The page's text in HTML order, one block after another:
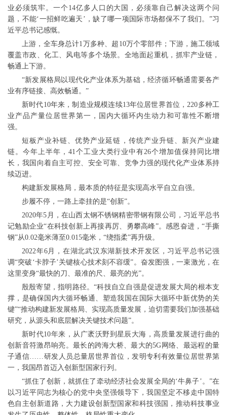
业必须筑牢。一个14亿多人口的大国，必须靠自己解决这两个问
题，不能‘一招鲜吃遍天’，缺了哪一项国际市场都保不了我们。”习
近平总书记感慨。
上游，全车身总计1万多种、超10万个零部件；下游，施工领域
覆盖市政、化工、风电等多个场景。全地面起重机，抓牢产业链，
畅通上下游。
“新发展格局以现代化产业体系为基础，经济循环畅通需要各产
业有序链接、高效畅通。”
新时代10年来，制造业规模连续13年位居世界首位，220多种工
业产品产量位居世界第一，国内大循环内生动力和可靠性不断增
强。
短板产业补链、优势产业延链，传统产业升链、新兴产业建
链。今年上半年，41个工业大类行业中有26个增加值保持同比增
长，我国向着自主可控、安全可靠、竞争力强的现代化产业体系持
续迈进。
构建新发展格局，最本质的特征是实现高水平自立自强。
步履不停，一路上牵挂的是“创新”。
2020年5月，在山西太钢不锈钢精密带钢有限公司，习近平总书
记勉励企业“在科技创新上再接再厉、勇攀高峰”。感恩奋进，“手撕
钢”从0.02毫米薄至0.015毫米，“绕指柔”再升级。
2022年6月，在湖北武汉东湖新技术开发区，习近平总书记强
调“突破‘卡脖子’关键核心技术刻不容缓”。奋发图强，一束激光，在
这里变身“最快的刀、最准的尺、最亮的光”。
殷殷寄望，指明路径。“科技自立自强是促进发展大局的根本支
撑，是确保国内大循环畅通、塑造我国在国际大循环中新优势的关
键”“推动构建新发展格局、实现高质量发展，迫切需要我们加强基础
研究，从源头和底层解决关键技术问题”。
新时代10年来，从广袤沃野到星辰大海，高质量发展进行曲的
创新音符激昂响亮。最长的跨海大桥、最大的5G网络、最远程的量
子通信……研发人员总量居世界首位，发明专利有效量位居世界第
一，我国昂首迈入创新型国家行列。
“抓住了创新，就抓住了牵动经济社会发展全局的‘牛鼻子’。”在
以习近平同志为核心的党中央坚强领导下，我国坚定不移走中国特
色自主创新道路，大力建设创新型国家和科技强国，推动科技事业